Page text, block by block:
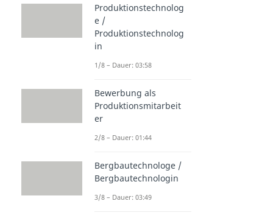
Produktionstechnolog
e /
Produktionstechnolog
in
1/8 – Dauer: 03:58
Bewerbung als
Produktionsmitarbeit
er
2/8 – Dauer: 01:44
Bergbautechnologe /
Bergbautechnologin
3/8 – Dauer: 03:49